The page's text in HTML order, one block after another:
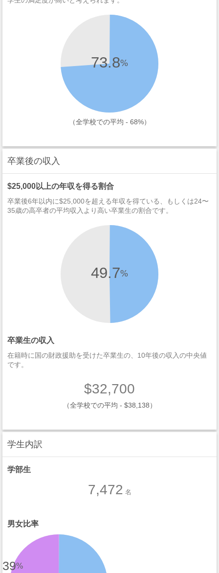
73.8%
（全学校での平均 - 68%）
卒業後の収入
$25,000以上の年収を得る割合
卒業後6年以内に$25,000を超える年収を得ている、もしくは24〜
35歳の高卒者の平均収入より高い卒業生の割合です。
49.7%
卒業生の収入
在籍時に国の財政援助を受けた卒業生の、10年後の収入の中央値
です。
$32,700
（全学校での平均 - $38,138）
学生内訳
学部生
7,472 名
男女比率
39%